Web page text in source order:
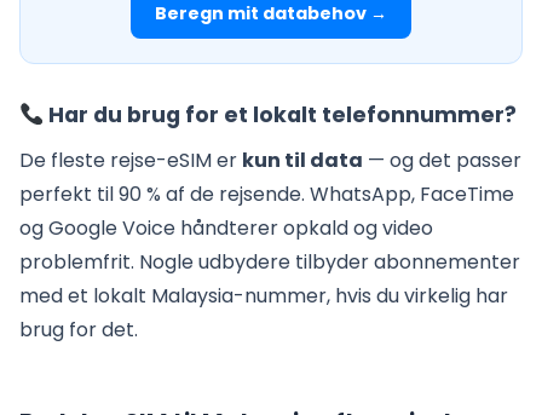
Beregn mit databehov →
Har du brug for et lokalt telefonnummer?
De fleste rejse-eSIM er kun til data — og det passer
perfekt til 90 % af de rejsende. WhatsApp, FaceTime
og Google Voice håndterer opkald og video
problemfrit. Nogle udbydere tilbyder abonnementer
med et lokalt Malaysia-nummer, hvis du virkelig har
brug for det.